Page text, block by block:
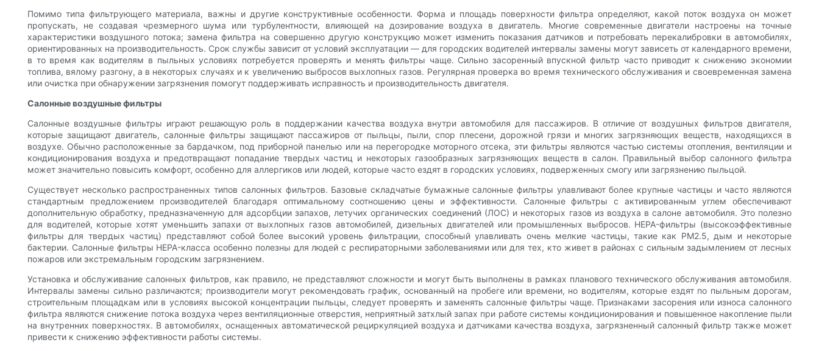
Помимо типа фильтрующего материала, важны и другие конструктивные особенности. Форма и площадь поверхности фильтра определяют, какой поток воздуха он может
пропускать, не создавая чрезмерного шума или турбулентности, влияющей на дозирование воздуха в двигатель. Многие современные двигатели настроены на точные
характеристики воздушного потока; замена фильтра на совершенно другую конструкцию может изменить показания датчиков и потребовать перекалибровки в автомобилях,
ориентированных на производительность. Срок службы зависит от условий эксплуатации — для городских водителей интервалы замены могут зависеть от календарного времени,
в то время как водителям в пыльных условиях потребуется проверять и менять фильтры чаще. Сильно засоренный впускной фильтр часто приводит к снижению экономии
топлива, вялому разгону, а в некоторых случаях и к увеличению выбросов выхлопных газов. Регулярная проверка во время технического обслуживания и своевременная замена
или очистка при обнаружении загрязнения помогут поддерживать исправность и производительность двигателя.
Салонные воздушные фильтры
Салонные воздушные фильтры играют решающую роль в поддержании качества воздуха внутри автомобиля для пассажиров. В отличие от воздушных фильтров двигателя,
которые защищают двигатель, салонные фильтры защищают пассажиров от пыльцы, пыли, спор плесени, дорожной грязи и многих загрязняющих веществ, находящихся в
воздухе. Обычно расположенные за бардачком, под приборной панелью или на перегородке моторного отсека, эти фильтры являются частью системы отопления, вентиляции и
кондиционирования воздуха и предотвращают попадание твердых частиц и некоторых газообразных загрязняющих веществ в салон. Правильный выбор салонного фильтра
может значительно повысить комфорт, особенно для аллергиков или людей, которые часто ездят в городских условиях, подверженных смогу или загрязнению пыльцой.
Существует несколько распространенных типов салонных фильтров. Базовые складчатые бумажные салонные фильтры улавливают более крупные частицы и часто являются
стандартным предложением производителей благодаря оптимальному соотношению цены и эффективности. Салонные фильтры с активированным углем обеспечивают
дополнительную обработку, предназначенную для адсорбции запахов, летучих органических соединений (ЛОС) и некоторых газов из воздуха в салоне автомобиля. Это полезно
для водителей, которые хотят уменьшить запахи от выхлопных газов автомобилей, дизельных двигателей или промышленных выбросов. HEPA-фильтры (высокоэффективные
фильтры для твердых частиц) представляют собой более высокий уровень фильтрации, способный улавливать очень мелкие частицы, такие как PM2.5, дым и некоторые
бактерии. Салонные фильтры HEPA-класса особенно полезны для людей с респираторными заболеваниями или для тех, кто живет в районах с сильным задымлением от лесных
пожаров или экстремальным городским загрязнением.
Установка и обслуживание салонных фильтров, как правило, не представляют сложности и могут быть выполнены в рамках планового технического обслуживания автомобиля.
Интервалы замены сильно различаются; производители могут рекомендовать график, основанный на пробеге или времени, но водителям, которые ездят по пыльным дорогам,
строительным площадкам или в условиях высокой концентрации пыльцы, следует проверять и заменять салонные фильтры чаще. Признаками засорения или износа салонного
фильтра являются снижение потока воздуха через вентиляционные отверстия, неприятный затхлый запах при работе системы кондиционирования и повышенное накопление пыли
на внутренних поверхностях. В автомобилях, оснащенных автоматической рециркуляцией воздуха и датчиками качества воздуха, загрязненный салонный фильтр также может
привести к снижению эффективности работы системы.